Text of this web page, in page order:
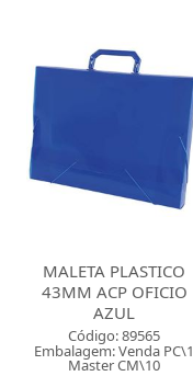
MALETA PLASTICO
43MM ACP OFICIO
AZUL
Código: 89565
Embalagem: Venda PC\1
Master CM\10